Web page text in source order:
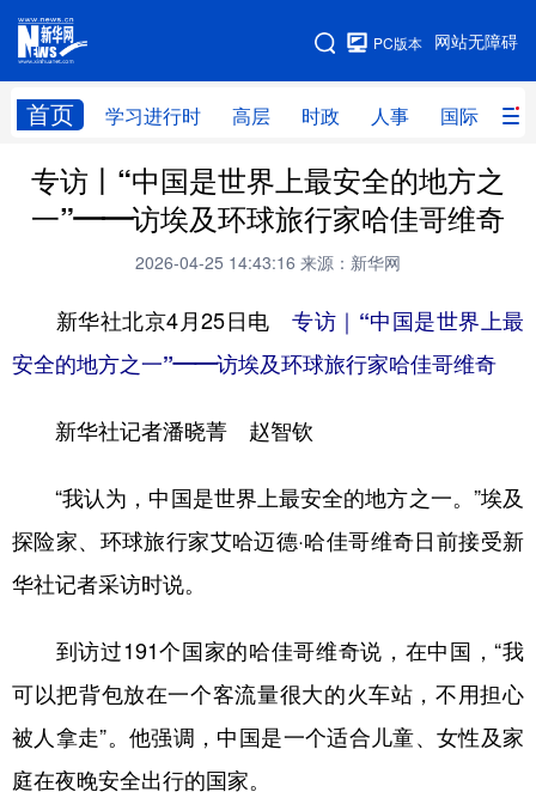
网站无障碍
PC版本
首页 学习进行时 高层 时政 人事 国际 财
网站地图
学习进行时 高层 时政 人事
财经 网评 港澳
科技 科创 量子 体育
文化 健康 军事
访谈 视频
食品 人居 信息化 数字经济
学术中国 乡村振兴
彩票 娱乐 时尚 悦读
公益 一带一路 亚太网 上市公司
文化产业
专访丨“中国是世界上最安全的地方之
一”——访埃及环球旅行家哈佳哥维奇
2026-04-25 14:43:16 来源：新华网
新华社北京4月25日电 专访｜“中国是世界上最
安全的地方之一”——访埃及环球旅行家哈佳哥维奇
新华社记者潘晓菁 赵智钦
“我认为，中国是世界上最安全的地方之一。”埃及
探险家、环球旅行家艾哈迈德·哈佳哥维奇日前接受新
华社记者采访时说。
到访过191个国家的哈佳哥维奇说，在中国，“我
可以把背包放在一个客流量很大的火车站，不用担心
被人拿走”。他强调，中国是一个适合儿童、女性及家
庭在夜晚安全出行的国家。